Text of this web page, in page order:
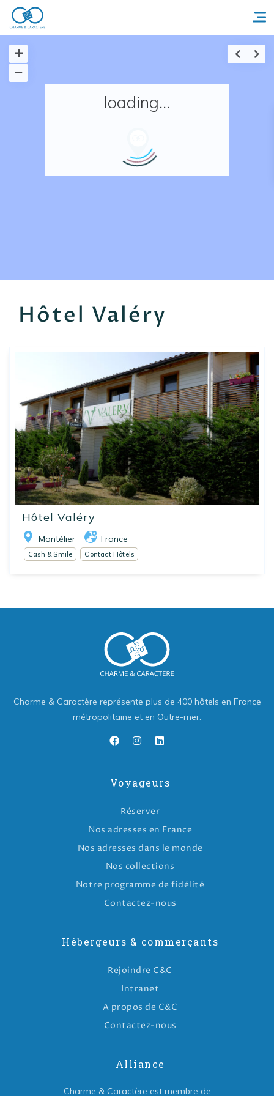
Accueil
loading...
Hôtel Valéry
Hôtel Valéry
Montélier France
Cash & Smile Contact Hôtels
Charme & Caractère représente plus de 400 hôtels en France
métropolitaine et en Outre-mer.
Voyageurs
Réserver
Nos adresses en France
Nos adresses dans le monde
Nos collections
Notre programme de fidélité
Contactez-nous
Hébergeurs & commerçants
Rejoindre C&C
Intranet
A propos de C&C
Contactez-nous
Alliance
Charme & Caractère est membre de